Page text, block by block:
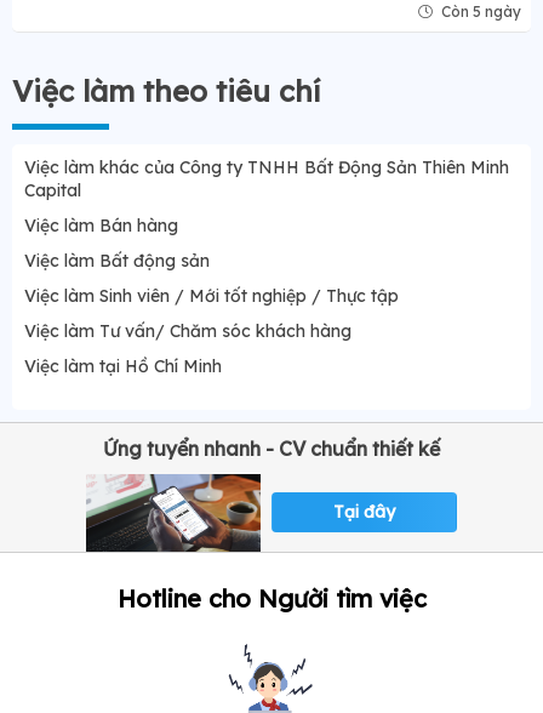
Còn 5 ngày
Việc làm theo tiêu chí
Việc làm khác của Công ty TNHH Bất Động Sản Thiên Minh
Capital
Việc làm Bán hàng
Việc làm Bất động sản
Việc làm Sinh viên / Mới tốt nghiệp / Thực tập
Việc làm Tư vấn/ Chăm sóc khách hàng
Việc làm tại Hồ Chí Minh
Ứng tuyển nhanh - CV chuẩn thiết kế
Tại đây
Hotline cho Người tìm việc